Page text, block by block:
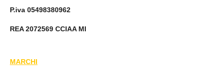
P.iva 05498380962
REA 2072569 CCIAA MI
MARCHI